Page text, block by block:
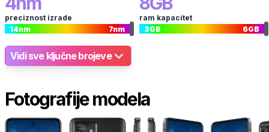
preciznost izrade
14nm 7nm
ram kapacitet
3GB 6GB
Vidi sve ključne brojeve
Fotografije modela